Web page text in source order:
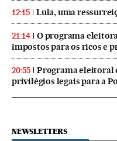
12:15 Lula, uma
21:14
O programa
impostos para os ricos e
20:55
Programa eleitoral
privilégios legais para a
NEWSLETTERS